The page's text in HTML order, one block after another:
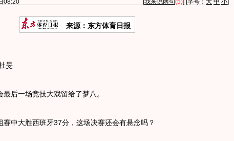
08:20 [我来说两句(5)] [字号： 大 中 小]
来源：东方体育日报
旻
一场竞技大戏留给了梦八。
中大胜西班牙37分，这场决赛还会有悬念吗？